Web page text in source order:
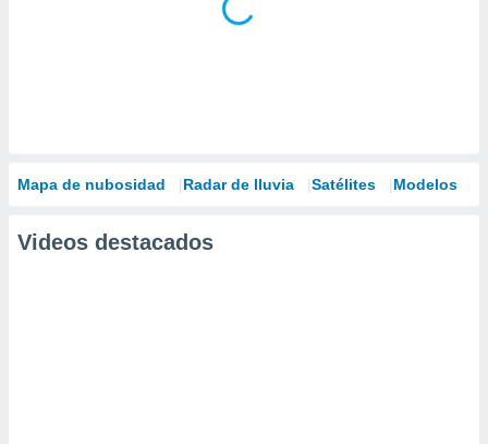
Mapa de nubosidad Radar de lluvia Satélites Modelos
Videos destacados